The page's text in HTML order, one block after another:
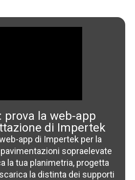
prova la web-app
di Impertek
app di Impertek per la
sopraelevate
la tua planimetria, progetta
la distinta dei supporti